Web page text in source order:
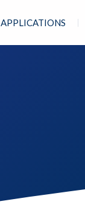
APPLICATIONS